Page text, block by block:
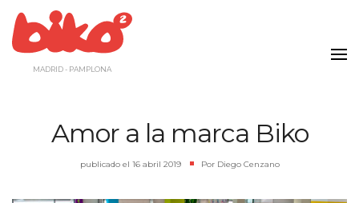
contenido
MADRID - PAMPLONA
Amor a la marca Biko
publicado el 16 abril 2019 | Por Diego Cenzano